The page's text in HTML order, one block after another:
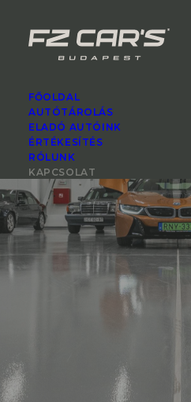
FŐOLDAL
AUTÓTÁROLÁS
ELADÓ AUTÓINK
ÉRTÉKESÍTÉS
RÓLUNK
KAPCSOLAT